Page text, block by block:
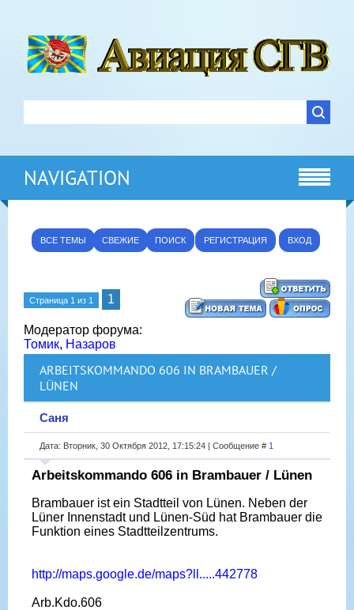
NAVIGATION
ВСЕ ТЕМЫ СВЕЖИЕ ПОИСК РЕГИСТРАЦИЯ ВХОД
Страница 1 из 1 1
Модератор форума:
Томик, Назаров
ARBEITSKOMMANDO 606 IN BRAMBAUER /
LÜNEN
Саня
Дата: Вторник, 30 Октября 2012, 17:15:24 | Сообщение # 1
Arbeitskommando 606 in Brambauer / Lünen
Brambauer ist ein Stadtteil von Lünen. Neben der
Lüner Innenstadt und Lünen-Süd hat Brambauer die
Funktion eines Stadtteilzentrums.
http://maps.google.de/maps?ll.....442778
Arb.Kdo.606